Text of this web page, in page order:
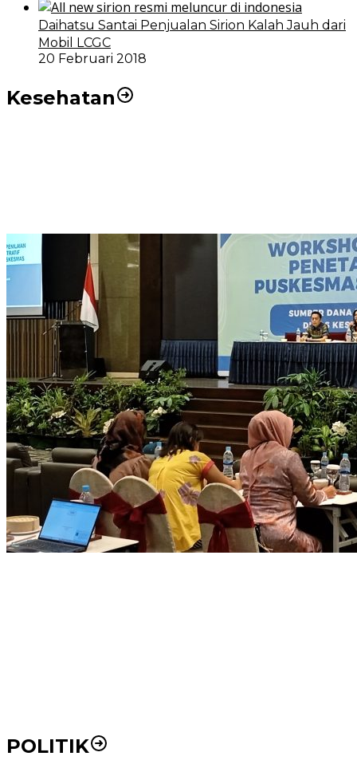
Daihatsu Santai Penjualan Sirion Kalah Jauh dari
Mobil LCGC
20 Februari 2018
Kesehatan
POLITIK